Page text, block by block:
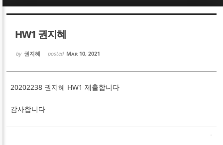
HW1 권지혜
by 권지혜 posted Mar 10, 2021
20202238 권지혜 HW1 제출합니다
감사합니다
Sketchbook5, 스케치북5
Sketchbook5, 스케치북5
Sketchbook5, 스케치북5
Sketchbook5, 스케치북5